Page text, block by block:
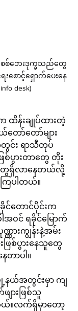
စ်ဘေးဒုက္ခသည်တွေ
စောင့်ရှောက်ပေးနေ
desk)
ထိန်းချုပ်ထားတဲ့
ော်တော်များ
တွင်း ရာသီတုပ်
ြစ်ပွားတာတွေ တိုး
ေရှိလာနေတယ်လို့
ြပါတယ်။
င်တောင်ပိုင်းက
ဝင် ရခိုင်မြောက်
ဏားကျွန်းနဲ့အမ်း
ဖြစ်ပွားနေသူတွေ
တာပါ။
ယ်အတွင်းမှာ ကျ
ားဖြစ်သူ
ယ်။လက်ရှိမှာတော့